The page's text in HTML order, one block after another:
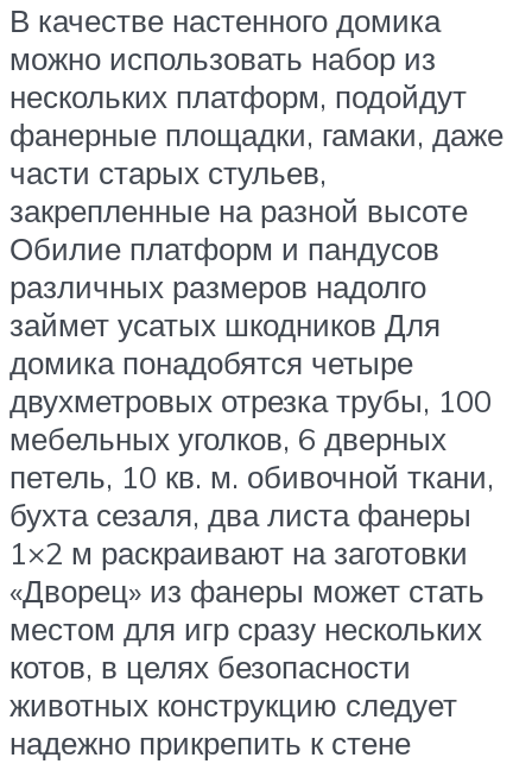
В качестве настенного домика
можно использовать набор из
нескольких платформ, подойдут
фанерные площадки, гамаки, даже
части старых стульев,
закрепленные на разной высоте
Обилие платформ и пандусов
различных размеров надолго
займет усатых шкодников Для
домика понадобятся четыре
двухметровых отрезка трубы, 100
мебельных уголков, 6 дверных
петель, 10 кв. м. обивочной ткани,
бухта сезаля, два листа фанеры
1×2 м раскраивают на заготовки
«Дворец» из фанеры может стать
местом для игр сразу нескольких
котов, в целях безопасности
животных конструкцию следует
надежно прикрепить к стене